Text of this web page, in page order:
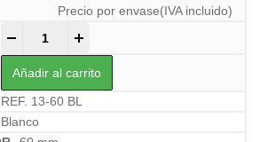
Precio por envase(IVA incluido)
Añadir al carrito
REF. 13-60 BL
Blanco